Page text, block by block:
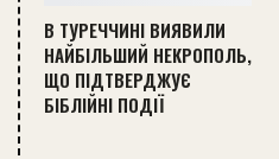
В ТУРЕЧЧИНІ ВИЯВИЛИ
НАЙБІЛЬШИЙ НЕКРОПОЛЬ,
ЩО ПІДТВЕРДЖУЄ
БІБЛІЙНІ ПОДІЇ